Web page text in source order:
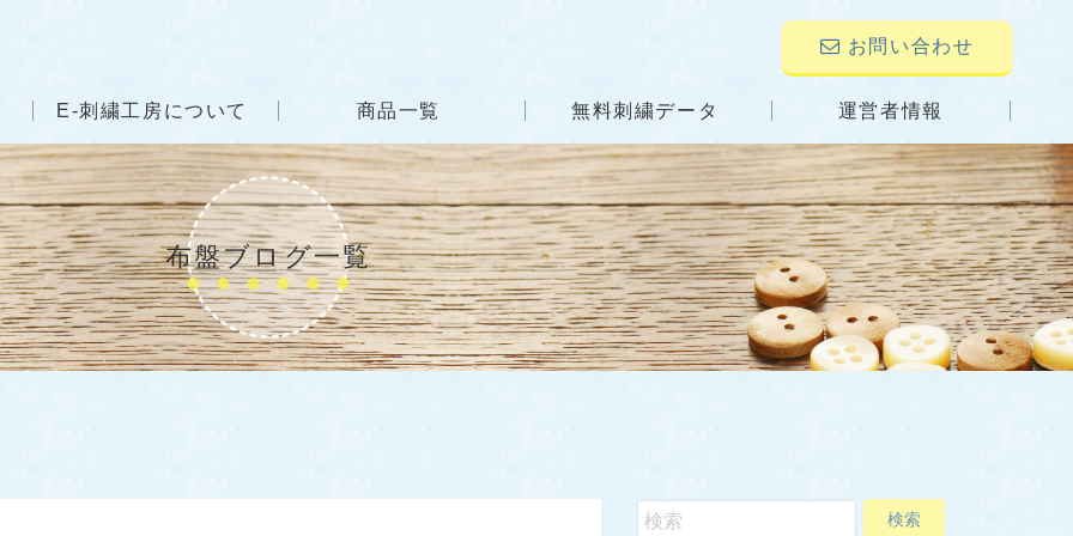
お問い合わせ
E-刺繍工房について 商品一覧 無料刺繍データ 運営者情報
布盤ブログ一覧